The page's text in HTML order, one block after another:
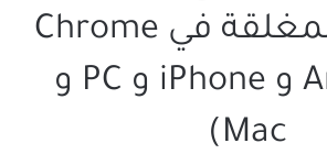
التبويب المغلقة في Chrome
(Android و iPhone و PC و
Mac)